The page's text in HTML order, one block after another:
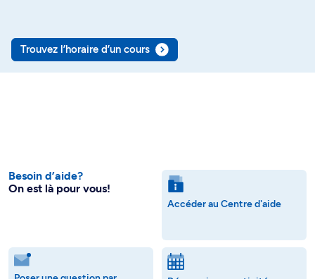
Trouvez l’horaire d’un cours
Besoin d’aide?
On est là pour vous!
Accéder au Centre d'aide